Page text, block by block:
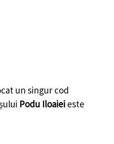
un singur cod
Podu Iloaiei este